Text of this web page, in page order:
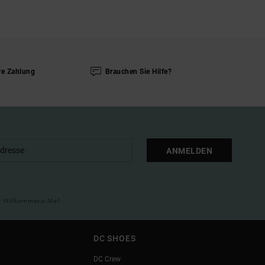
Zahlung Brauchen Sie Hilfe?
ANMELDEN
Mail
DC SHOES
DC Crew